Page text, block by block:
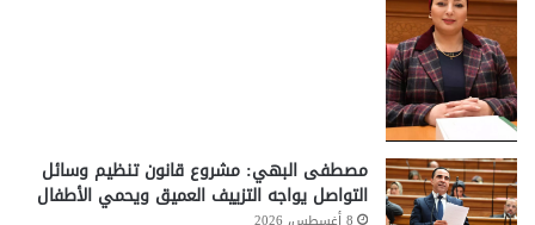
مصطفى البهي: مشروع قانون تنظيم وسائل
التواصل يواجه التزييف العميق ويحمي الأطفال